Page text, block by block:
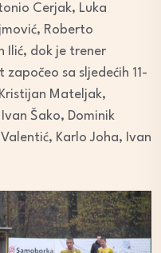
Cerjak, Luka
Roberto
Ilić, dok je trener
sa sljedećih 11-
Mateljak,
Šako, Dominik
Karlo Joha, Ivan